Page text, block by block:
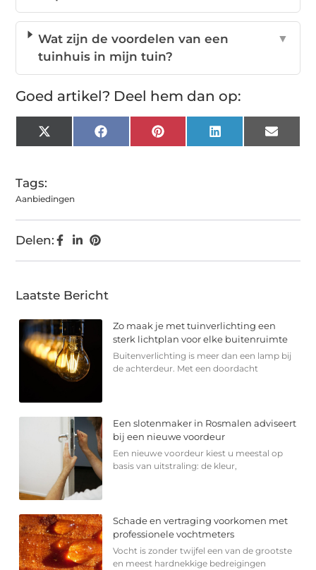
Wat zijn de voordelen van een
tuinhuis in mijn tuin?
▼
Goed artikel? Deel hem dan op:
X
(Twitter)
FacebookPinterest LinkedIn Email
Tags:
Aanbiedingen
Delen:
Laatste Bericht
Zo maak je met tuinverlichting een
sterk lichtplan voor elke buitenruimte
Buitenverlichting is meer dan een lamp bij
de achterdeur. Met een doordacht
Een slotenmaker in Rosmalen adviseert
bij een nieuwe voordeur
Een nieuwe voordeur kiest u meestal op
basis van uitstraling: de kleur,
Schade en vertraging voorkomen met
professionele vochtmeters
Vocht is zonder twijfel een van de grootste
en meest hardnekkige bedreigingen